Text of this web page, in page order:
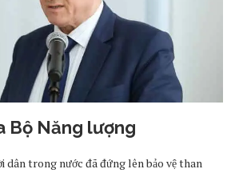
Bộ Năng lượng
dân trong nước đã đứng lên bảo vệ than